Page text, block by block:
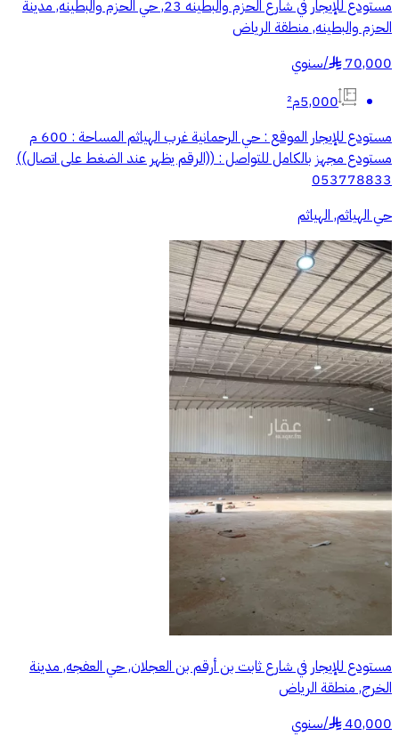
مستودع للإيجار في شارع الحزم والبطينه 23, حي الحزم والبطينه, مدينة
الحزم والبطينه, منطقة الرياض
70,000
§
/سنوي
5,000م²
مستودع للإيجار الموقع : حي الرحمانية غرب الهياثم المساحة : 600 م
مستودع مجهز بالكامل للتواصل : ((الرقم يظهر عند الضغط على اتصال))
053778833
حي الهياثم, الهياثم
مستودع للإيجار في شارع ثابت بن أرقم بن العجلان, حي العفجه, مدينة
الخرج, منطقة الرياض
40,000
§
/سنوي